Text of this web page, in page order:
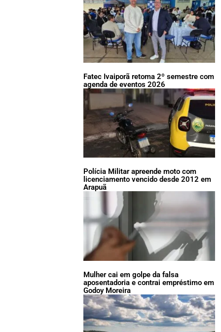
Fatec Ivaiporã retoma 2º semestre com
agenda de eventos 2026
Polícia Militar apreende moto com
licenciamento vencido desde 2012 em
Arapuã
Mulher cai em golpe da falsa
aposentadoria e contrai empréstimo em
Godoy Moreira